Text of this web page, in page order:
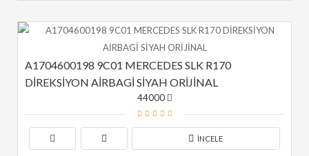
A1704600198 9C01 MERCEDES SLK R170
DİREKSİYON AİRBAGİ SİYAH ORİJİNAL
44000
İNCELE